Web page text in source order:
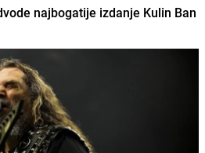
najbogatije izdanje Kulin Ban